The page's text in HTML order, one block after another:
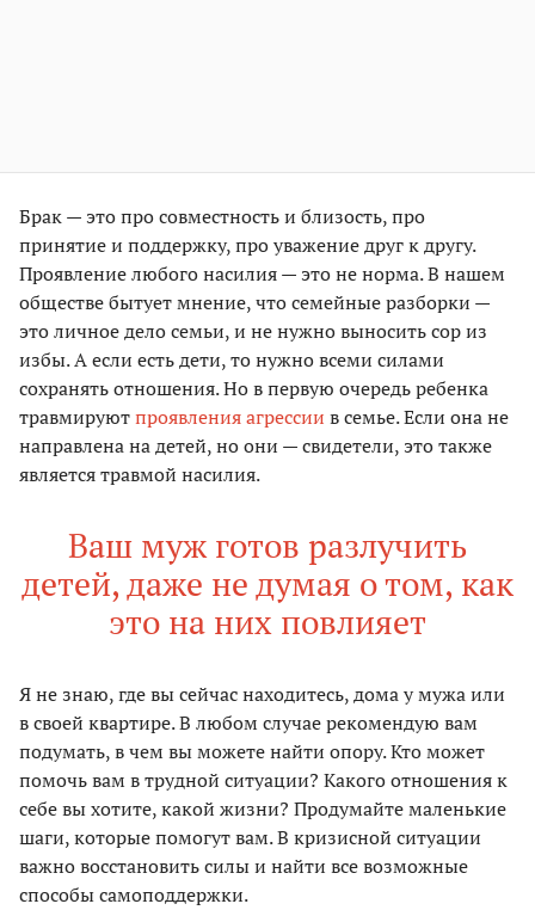
Брак — это про совместность и близость, про
принятие и поддержку, про уважение друг к другу.
Проявление любого насилия — это не норма. В нашем
обществе бытует мнение, что семейные разборки —
это личное дело семьи, и не нужно выносить сор из
избы. А если есть дети, то нужно всеми силами
сохранять отношения. Но в первую очередь ребенка
травмируютпроявления агрессии в семье. Если она не
направлена на детей, но они — свидетели, это также
является травмой насилия.
Ваш муж готов разлучить
детей, даже не думая о том, как
это на них повлияет
Я не знаю, где вы сейчас находитесь, дома у мужа или
в своей квартире. В любом случае рекомендую вам
подумать, в чем вы можете найти опору. Кто может
помочь вам в трудной ситуации? Какого отношения к
себе вы хотите, какой жизни? Продумайте маленькие
шаги, которые помогут вам. В кризисной ситуации
важно восстановить силы и найти все возможные
способы самоподдержки.